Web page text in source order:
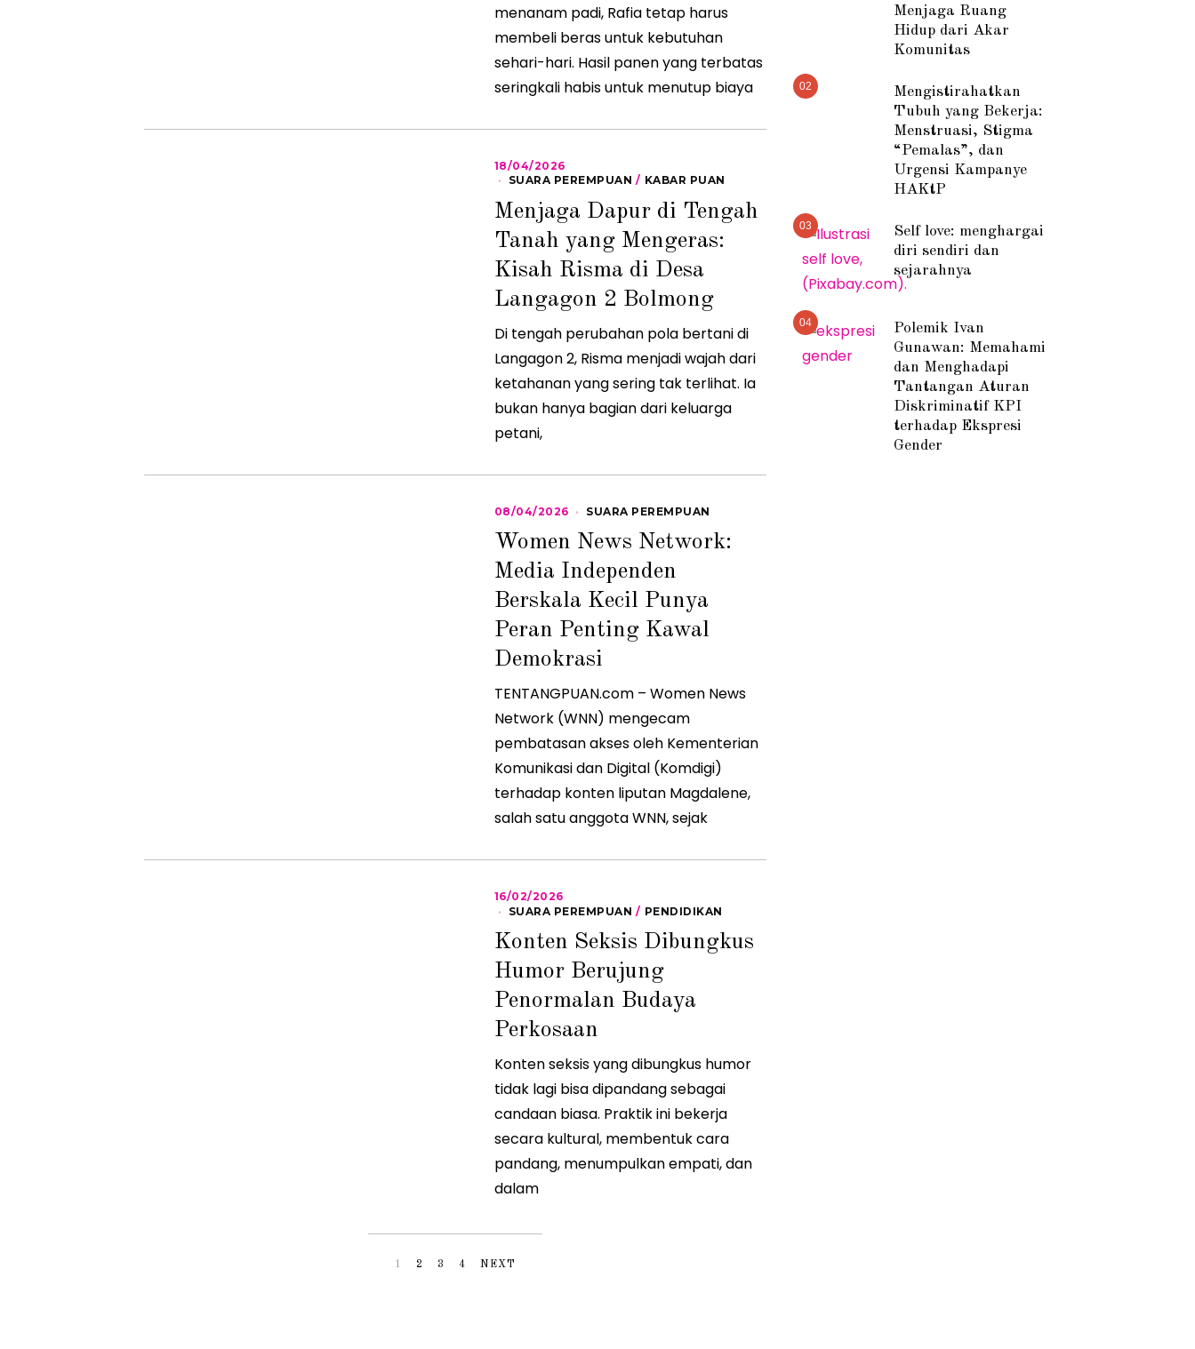
menanam padi, Rafia tetap harus
membeli beras untuk kebutuhan
sehari-hari. Hasil panen yang terbatas
seringkali habis untuk menutup biaya
18/04/2026
1
0
4
/
2
0
2
6
SUARA PEREMPUAN / KABAR PUAN
Menjaga Dapur di Tengah
Tanah yang Mengeras:
Kisah Risma di Desa
Langagon 2 Bolmong
Di tengah perubahan pola bertani di
Langagon 2, Risma menjadi wajah dari
ketahanan yang sering tak terlihat. Ia
bukan hanya bagian dari keluarga
petani,
08/04/2026 0
4
/
2
0
2
6
SUARA PEREMPUAN
Women News Network:
Media Independen
Berskala Kecil Punya
Peran Penting Kawal
Demokrasi
TENTANGPUAN.com – Women News
Network (WNN) mengecam
pembatasan akses oleh Kementerian
Komunikasi dan Digital (Komdigi)
terhadap konten liputan Magdalene,
salah satu anggota WNN, sejak
16/02/2026
6
0
/
0
2
6
SUARA PEREMPUAN / PENDIDIKAN
Konten Seksis Dibungkus
Humor Berujung
Penormalan Budaya
Perkosaan
Konten seksis yang dibungkus humor
tidak lagi bisa dipandang sebagai
candaan biasa. Praktik ini bekerja
secara kultural, membentuk cara
pandang, menumpulkan empati, dan
dalam
1 2 3 4 NEXT
Menjaga Ruang
Hidup dari Akar
Komunitas
02
Mengistirahatkan
Tubuh yang Bekerja:
Menstruasi, Stigma
“Pemalas”, dan
Urgensi Kampanye
HAKtP
03
Self love: menghargai
diri sendiri dan
sejarahnya
04
Polemik Ivan
Gunawan: Memahami
dan Menghadapi
Tantangan Aturan
Diskriminatif KPI
terhadap Ekspresi
Gender